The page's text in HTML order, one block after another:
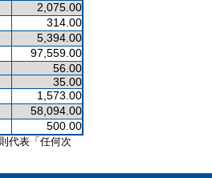
2,075.00
314.00
5,394.00
97,559.00
56.00
35.00
1,573.00
58,094.00
500.00
代表「任何次